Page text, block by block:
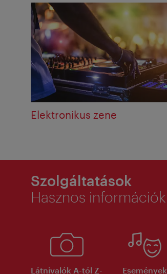
Elektronikus zene
Szolgáltatások
Hasznos információk
Látnivalók A-tól Z- Események